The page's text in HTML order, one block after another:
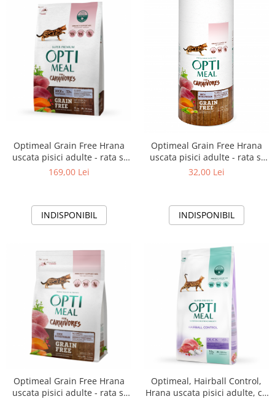
Optimeal Grain Free Hrana
uscata pisici adulte - rata si
legume, 4kg
169,00 Lei
INDISPONIBIL
Optimeal Grain Free Hrana
uscata pisici adulte - rata si
legume, 650g
32,00 Lei
INDISPONIBIL
Optimeal Grain Free Hrana
uscata pisici adulte - rata si
Optimeal, Hairball Control,
Hrana uscata pisici adulte, cu